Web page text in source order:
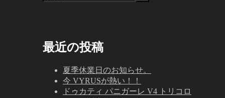
最近の投稿
夏季休業日のお知らせ。
今 VYRUSが熱い！！
ドゥカティ パニガーレ V4 トリコロ